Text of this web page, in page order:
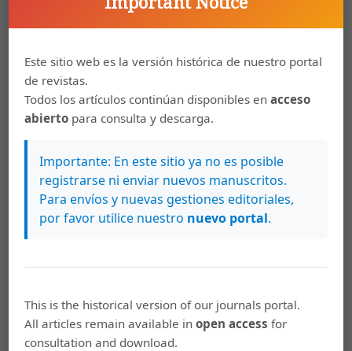
Haensch, G. e. 1982. La lexicografía. De la lingüiística
teórica a la lexicografía práctica. Madrid: Editorial
Lara, L. F. 1997. Teoría del diccionario monolingüe.
México: El Colegio de Mëxico: Centro de Estudios
Lingüísticos y Literarios.
estrategia retórica en las columnas personales o
literarias. Anàlisi , 41: 47-68.
Parrat Fernández, S. 2008. Géneros periodísticos en
Quesada Pacheco, M. Á. 2007. Nuevo Diccionario de
Costa Rica.
Real Academia Española. 2001. Diccionario de la lengua
Este sitio web es la versión histórica de nuestro portal
de revistas.
Todos los artículos continúan disponibles enacceso
abierto para consulta y descarga.
Importante: En este sitio ya no es posible
registrarse ni enviar nuevos manuscritos.
Para envíos y nuevas gestiones editoriales,
por favor utilice nuestro nuevo portal.
This is the historical version of our journals portal.
All articles remain available inopen access for
consultation and download.